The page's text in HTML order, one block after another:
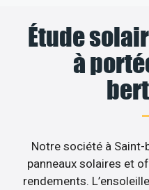
Étude
à
Notre société à
panneaux solaires et
rendements.